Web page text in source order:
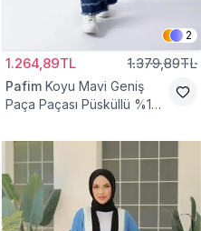
2
1.264,89TL 1.379,89TL
Pafim Koyu Mavi Geniş
Paça Paçası Püsküllü %100
Pantolon